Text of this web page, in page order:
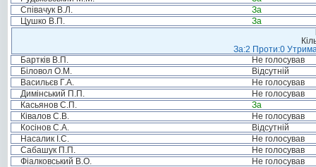
Співачук В.Л.
За
Цушко В.П.
За
За:2 Проти:0
Бартків В.П.
Не голосував
Біловол О.М.
Відсутній
Васильєв Г.А.
Не голосував
Димінський П.П.
Не голосував
Касьянов С.П.
За
Ківалов С.В.
Не голосував
Косінов С.А.
Відсутній
Насалик І.С.
Не голосував
Сабашук П.П.
Не голосував
Фіалковський В.О.
Не голосував